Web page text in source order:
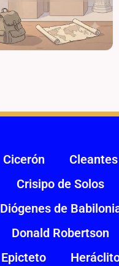
Cicerón
Cleantes
Crisipo de Solos
Diógenes de
Donald Robertson
Epicteto